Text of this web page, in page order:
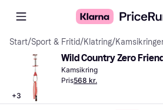
Start/Sport & Fritid/Klatring/
+3
Wild Country Zero
Kamsikring
Pris568 kr.